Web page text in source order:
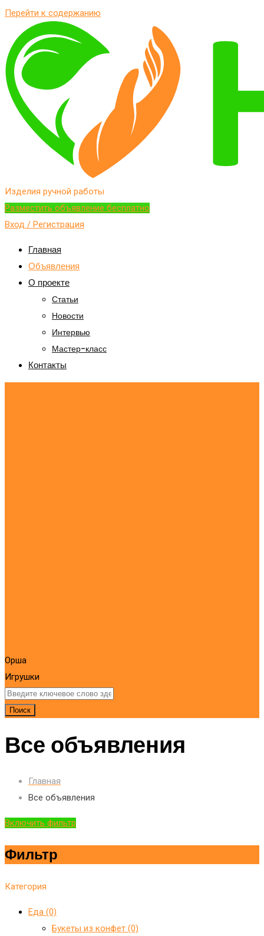
Перейти к содержанию
Изделия ручной работы
Разместить объявление бесплатно
Вход / Регистрация
Главная
Объявления
О проекте
Статьи
Новости
Интервью
Мастер-класс
Контакты
Орша
Игрушки
Поиск
Все объявления
Главная
Все объявления
Включить фильтр
Фильтр
Категория
Еда (0)
Букеты из конфет (0)